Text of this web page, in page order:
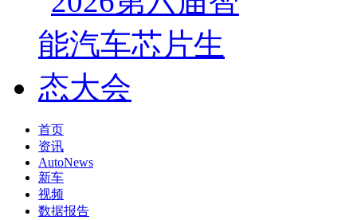
首页
资讯
AutoNews
新车
视频
数据报告